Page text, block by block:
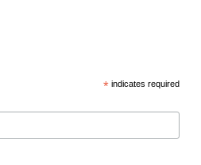
* indicates required